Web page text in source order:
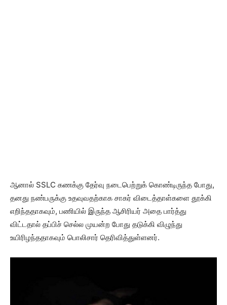
ஆனால் SSLC கணக்கு தேர்வு நடைபெற்றுக் கொண்டிருந்த போது,
தனது நண்பருக்கு உதவுவதற்காக சாகர் விடைத்தாள்களை தூக்கி
எறிந்ததாகவும், பணியில் இருந்த ஆசிரியர் அதை பார்த்து
விட்டதால் தப்பிச் செல்ல முயன்ற போது தடுக்கி விழுந்து
உயிரிழந்ததாகவும் பொலிசார் தெரிவித்துள்ளனர்.